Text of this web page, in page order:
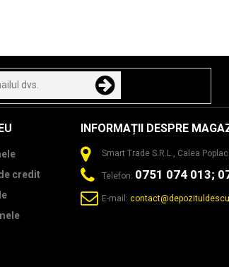
credit
INFORMAȚII DESPRE
Smart Trade S.R.L., Calea
Telefon: 0751 074 013;
E-mail: